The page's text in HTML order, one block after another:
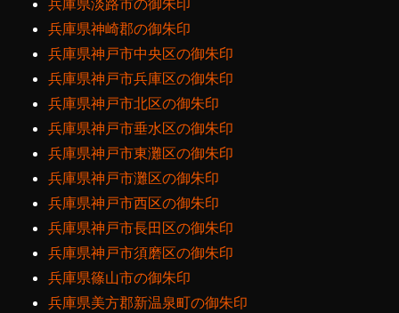
兵庫県淡路市の御朱印
兵庫県神崎郡の御朱印
兵庫県神戸市中央区の御朱印
兵庫県神戸市兵庫区の御朱印
兵庫県神戸市北区の御朱印
兵庫県神戸市垂水区の御朱印
兵庫県神戸市東灘区の御朱印
兵庫県神戸市灘区の御朱印
兵庫県神戸市西区の御朱印
兵庫県神戸市長田区の御朱印
兵庫県神戸市須磨区の御朱印
兵庫県篠山市の御朱印
兵庫県美方郡新温泉町の御朱印